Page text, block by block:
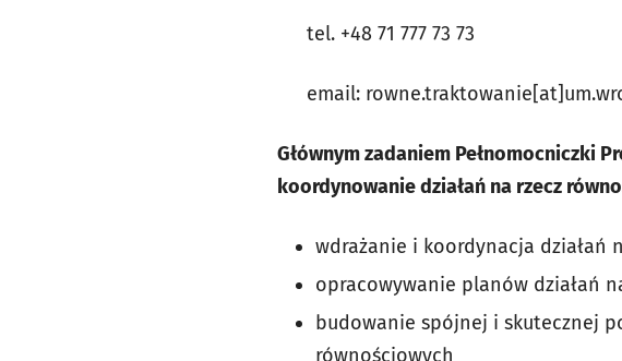
tel. +48 71 777 73 73
email:
Głównym zadaniem Pełnomocniczki
koordynowanie działań na rzecz
wdrażanie i koordynacja działań
opracowywanie planów działań
budowanie spójnej i skutecznej
równościowych